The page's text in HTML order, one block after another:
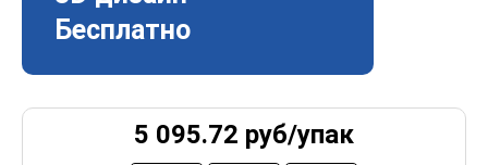
Бесплатно
5 095.72 руб/упак